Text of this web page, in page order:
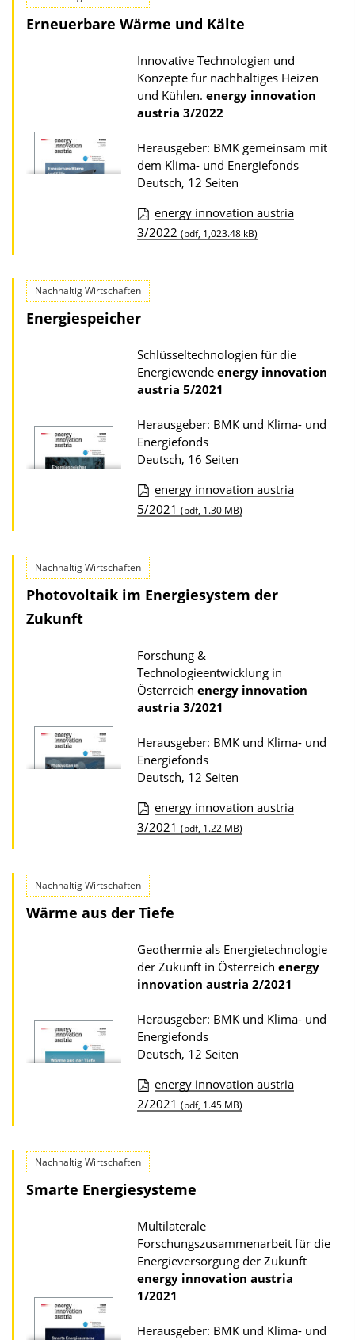
a
i
o
n
n
l
a
d
s
u
r
P
u
i
k
t
i
n
Erneuerbare Wärme und Kälte
Innovative Technologien und
Konzepte für nachhaltiges Heizen
und Kühlen. energy innovation
austria 3/2022
Herausgeber: BMK gemeinsam mit
dem Klima- und Energiefonds
Deutsch, 12 Seiten
D
w
n
l
a
d
z
u
P
u
l
t
i
o
energy innovation austria
3/2022 (pdf, 1,023.48 kB)
Nachhaltig Wirtschaften
Energiespeicher
Schlüsseltechnologien für die
Energiewende energy innovation
austria 5/2021
Herausgeber: BMK und Klima- und
Energiefonds
Deutsch, 16 Seiten
D
w
n
l
d
s
z
r
P
b
k
a
i
o
energy innovation austria
5/2021 (pdf, 1.30 MB)
Nachhaltig Wirtschaften
Photovoltaik im Energiesystem der
Zukunft
Forschung &
Technologieentwicklung in
Österreich energy innovation
austria 3/2021
Herausgeber: BMK und Klima- und
Energiefonds
Deutsch, 12 Seiten
D
w
n
l
a
d
z
u
P
u
l
k
a
t
i
o
energy innovation austria
3/2021 (pdf, 1.22 MB)
Nachhaltig Wirtschaften
Wärme aus der Tiefe
Geothermie als Energietechnologie
der Zukunft in Österreich energy
innovation austria 2/2021
Herausgeber: BMK und Klima- und
Energiefonds
Deutsch, 12 Seiten
D
w
n
l
a
d
s
z
u
energy innovation austria
2/2021 (pdf, 1.45 MB)
Nachhaltig Wirtschaften
Smarte Energiesysteme
Multilaterale
Forschungszusammenarbeit für die
Energieversorgung der Zukunft
energy innovation austria
1/2021
Herausgeber: BMK und Klima- und